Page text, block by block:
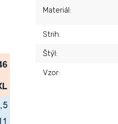
Materiál:
Strih:
Štýl:
Vzor: